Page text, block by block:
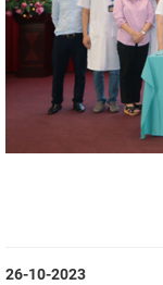
26-10-2023